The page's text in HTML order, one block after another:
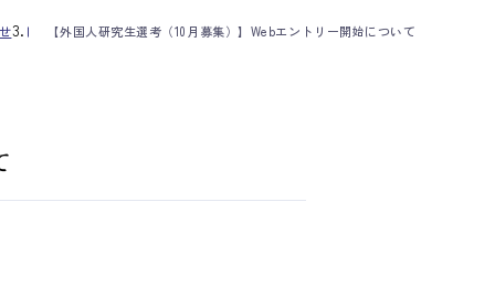
【外国人研究生選考（10月募集）】Webエントリー開始について